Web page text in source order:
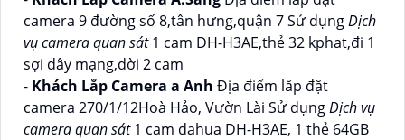
camera 9 đường số 8,tân hưng,quận 7 Sử dụngDịch
vụ camera quan sát1 cam DH-H3AE,thẻ 32 kphat,đi 1
sợi dây mạng,dời 2 cam
- Khách Lắp Camera a Anh Địa điểm lăp đặt
camera 270/1/12Hoà Hảo, Vườn Lài Sử dụngDịch vụ
camera quan sát1 cam dahua DH-H3AE, 1 thẻ 64GB